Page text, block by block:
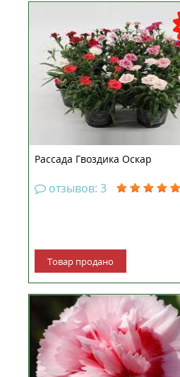
Растение уже
полностью готовое к
высаживанию в открытый
Поставляется в горшке
240 мл. Гвоздика
Многолетнее
растение, уход за
потребует много
Махровая, бела...
Рассада Гвоздика Оскар
отзывов: 3
Товар продано
Рассада Гвоздики
(диантус) перистая
многолетняя перистая
высота куста 30-40
Окрас листьев:
сизые. Цветение: июнь-